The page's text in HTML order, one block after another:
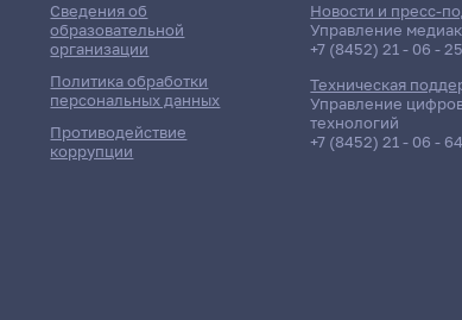
Сведения об
образовательной
организации
Политика обработки
персональных данных
Противодействие
коррупции
Новости и пресс-
Управление
+7 (8452) 21 - 06 - 25
Техническая
Управление
технологий
+7 (8452) 21 - 06 - 64